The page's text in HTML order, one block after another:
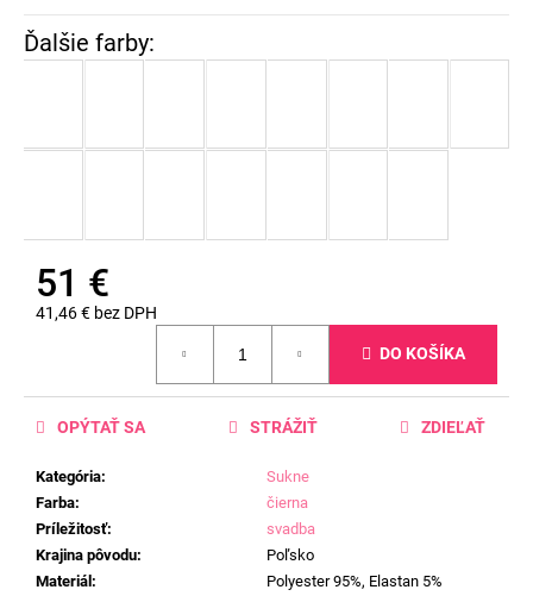
51 €
41,46 € bez DPH
DO KOŠÍKA
Kategória:
Sukne
Farba:
čierna
Príležitosť:
svadba
Krajina pôvodu:
Poľsko
Materiál :
Polyester 95%, Elastan 5%
OPÝTAŤ SA STRÁŽIŤ ZDIEĽAŤ